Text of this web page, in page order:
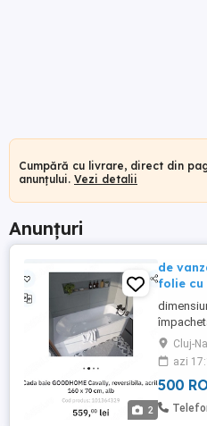
Cumpără cu livrare, direct din
anunțului. Vezi detalii
Anunțuri
2
de
folie cu
cu Cluj-
azi
500